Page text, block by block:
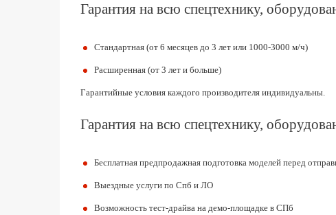
Гарантия на всю спецтехнику,
Стандартная (от 6 месяцев до 3 лет или 1000-3000 м/ч)
Расширенная (от 3 лет и больше)
Гарантийные условия каждого производителя индивидуальны.
Гарантия на всю спецтехнику,
Бесплатная предпродажная подготовка моделей перед
Выездные услуги по Спб и ЛО
Возможность тест-драйва на демо-площадке в СПб